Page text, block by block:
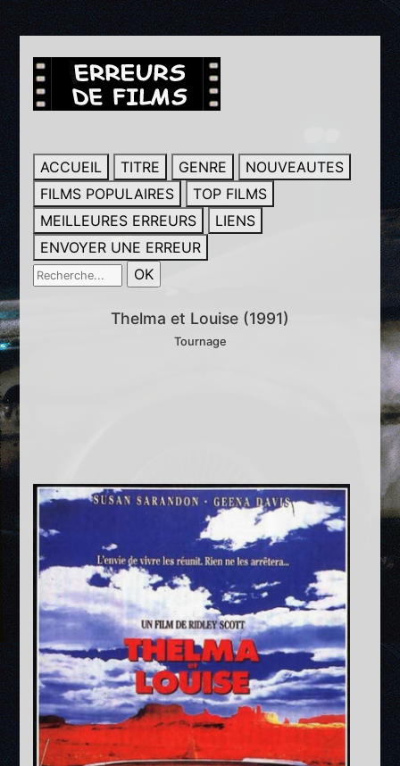
ACCUEIL TITRE GENRE
NOUVEAUTES
FILMS POPULAIRES
TOP FILMS
MEILLEURES ERREURS
LIENS
ENVOYER UNE ERREUR
Thelma et Louise (1991)
Tournage